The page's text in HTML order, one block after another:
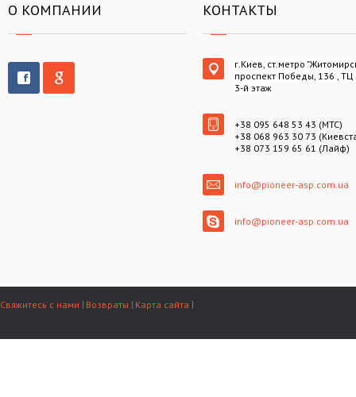
О КОМПАНИИ КОНТАКТЫ
г.Киев, ст.метро
проспект Победы, 136 , ТЦ
3-й этаж
+38 095 648 53 43 (МТС)
+38 068 963 30 73
+38 073 159 65 61 (Лайф)
info@pioneer-asp.com.ua
info@pioneer-asp.com.ua
Свяжитесь с нами Возвраты Карта сайта